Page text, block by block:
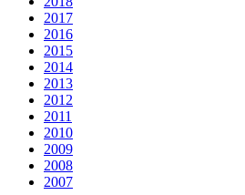
2017
2016
2015
2014
2013
2012
2011
2010
2009
2008
2007